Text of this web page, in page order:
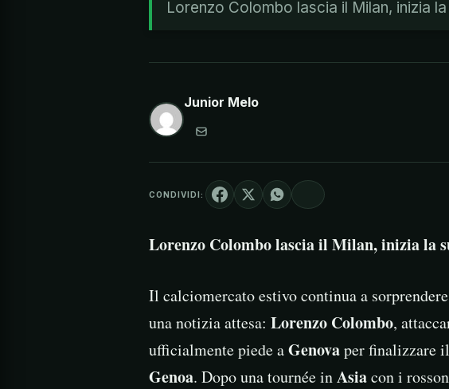
Lorenzo Colombo lascia il Milan, inizia
Junior Melo
CONDIVIDI:
Lorenzo Colombo lascia il Milan, inizia la
Il calciomercato estivo continua a
una notizia attesa: Lorenzo Colombo,
ufficialmente piede aGenovaper finalizzare
Genoa. Dopo una tournée inAsiacon i